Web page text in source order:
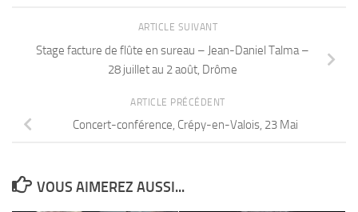
ARTICLE SUIVANT
Stage facture de flûte en sureau – Jean-Daniel Talma –
28 juillet au 2 août, Drôme
ARTICLE PRÉCÉDENT
Concert-conférence, Crépy-en-Valois, 23 Mai
VOUS AIMEREZ AUSSI...